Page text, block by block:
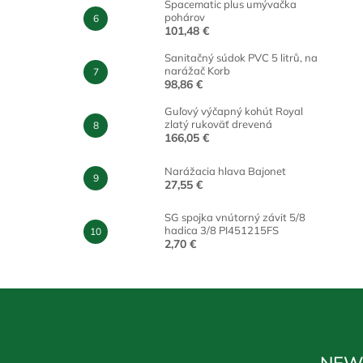
Spacematic plus umývačka
pohárov
101,48 €
Sanitačný súdok PVC 5 litrů, na
narážač Korb
98,86 €
Guľový výčapný kohút Royal
zlatý rukoväť drevená
166,05 €
Narážacia hlava Bajonet
27,55 €
SG spojka vnútorný závit 5/8
hadica 3/8 PI451215FS
2,70 €